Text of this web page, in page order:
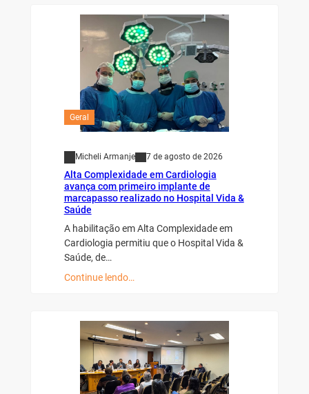
Geral
Micheli Armanje 7 de agosto de 2026
Alta Complexidade em Cardiologia
avança com primeiro implante de
marcapasso realizado no Hospital Vida &
Saúde
A habilitação em Alta Complexidade em
Cardiologia permitiu que o Hospital Vida &
Saúde, de…
Continue lendo…